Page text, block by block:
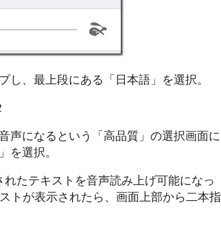
、最上段にある「日本語」を選択。
声になるという「高品質」の選択画面に
を選択。
たテキストを音声読み上げ可能になっ
トが表示されたら、画面上部から二本指